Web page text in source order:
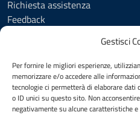
Gestisci
Per fornire le migliori esperienze,
memorizzare e/o accedere alle
tecnologie ci permetterà di elaborare
o ID unici su questo sito. Non
negativamente su alcune caratteristiche e
Richiesta assistenza
Feedback
Informativa privacy
Cookie Policy (UE)
Social Media Policy
Note legali